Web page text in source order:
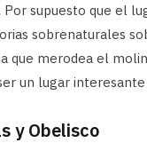
Por supuesto que el
sobrenaturales
que merodea el
un lugar
y Obelisco